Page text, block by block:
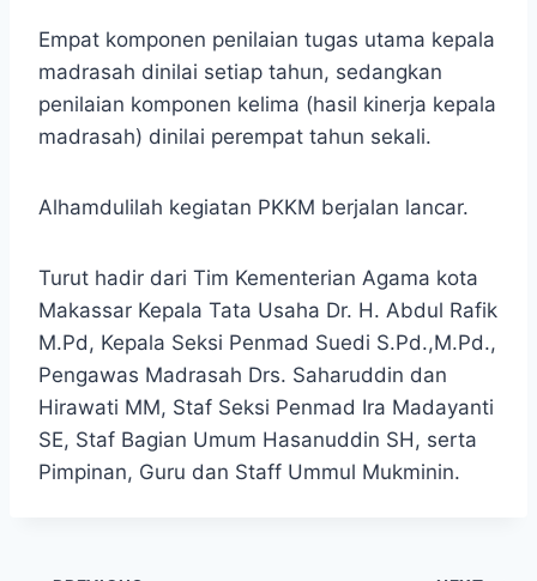
Empat komponen penilaian tugas utama kepala
madrasah dinilai setiap tahun, sedangkan
penilaian komponen kelima (hasil kinerja kepala
madrasah) dinilai perempat tahun sekali.
Alhamdulilah kegiatan PKKM berjalan lancar.
Turut hadir dari Tim Kementerian Agama kota
Makassar Kepala Tata Usaha Dr. H. Abdul Rafik
M.Pd, Kepala Seksi Penmad Suedi S.Pd.,M.Pd.,
Pengawas Madrasah Drs. Saharuddin dan
Hirawati MM, Staf Seksi Penmad Ira Madayanti
SE, Staf Bagian Umum Hasanuddin SH, serta
Pimpinan, Guru dan Staff Ummul Mukminin.